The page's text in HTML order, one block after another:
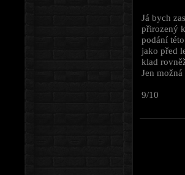
Já bych
přirozený
podání
jako před
klad
Jen
9/10